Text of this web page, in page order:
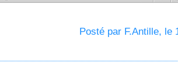
Posté par F.Antille, le